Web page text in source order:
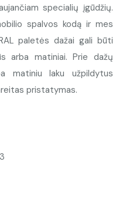
specialių įgūdžių.
spalvos kodą ir mes
paletės dažai gali būti
arba matiniai. Prie dažų
matiniu laku užpildytus
pristatymas.